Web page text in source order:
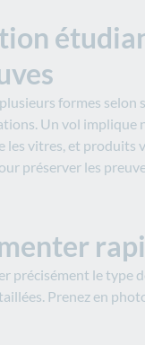
formes selon
Un vol implique
les vitres, et
préserver les
précisément le
Prenez en